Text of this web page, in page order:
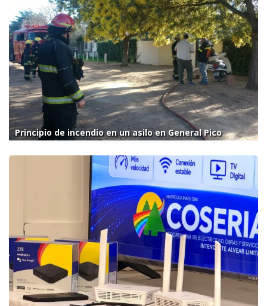
Principio de incendio en un asilo en General Pico